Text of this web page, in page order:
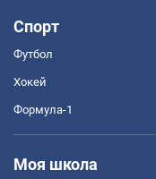
Спорт
Футбол
Хокей
Формула-1
Моя школа